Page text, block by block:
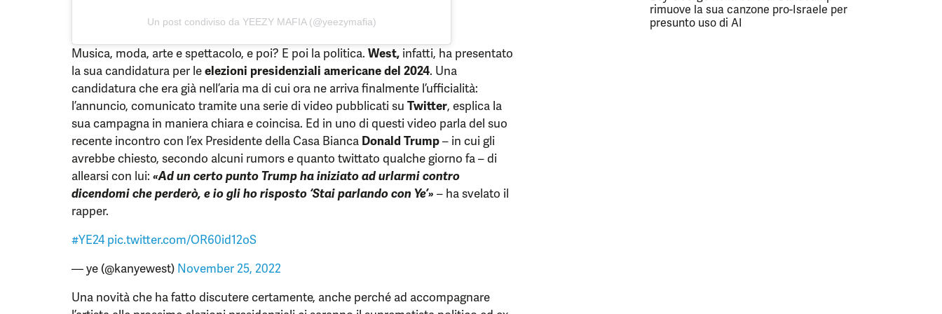
Un post condiviso da YEEZY MAFIA (@yeezymafia)
Musica, moda, arte e spettacolo, e poi? E poi la politica. West, infatti, ha presentato
la sua candidatura per leelezioni presidenziali americane del 2024. Una
candidatura che era già nell’aria ma di cui ora ne arriva finalmente l’ufficialità:
l’annuncio, comunicato tramite una serie di video pubblicati su Twitter, esplica la
sua campagna in maniera chiara e coincisa. Ed in uno di questi video parla del suo
recente incontro con l’ex Presidente della Casa Bianca Donald Trump– in cui gli
avrebbe chiesto, secondo alcuni rumors e quanto twittato qualche giorno fa – di
allearsi con lui: «Ad un certo punto Trump ha iniziato ad urlarmi contro
dicendomi che perderò, e io gli ho risposto ‘Stai parlando con Ye’» – ha svelato il
rapper.
#YE24 pic.twitter.com/OR60id12oS
— ye (@kanyewest) November 25, 2022
Una novità che ha fatto discutere certamente, anche perché ad accompagnare
rimuove la sua canzone pro-Israele per
presunto uso di AI